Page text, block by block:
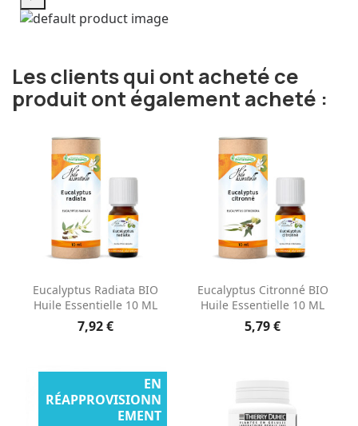
Les clients qui ont acheté ce
produit ont également acheté :
Eucalyptus Radiata BIO
Huile Essentielle 10 ML
7,92 €
Eucalyptus Citronné BIO
Huile Essentielle 10 ML
5,79 €
EN
RÉAPPROVISIONN
EMENT